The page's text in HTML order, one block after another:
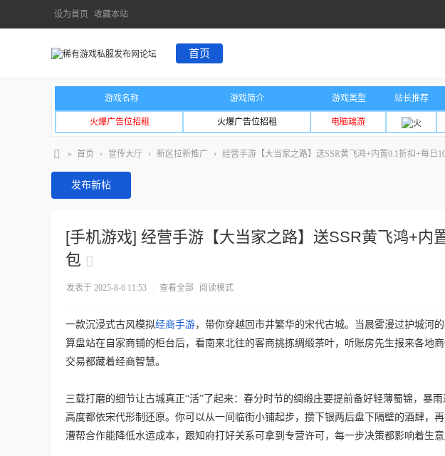
设为首页 收藏本站
首页
游戏名称 游戏简介 游戏类型 站长推荐
火爆广告位招租 火爆广告位招租 电脑端游
» 首页 › 宣传大厅 › 新区拉新推广 › 经营手游【大当家之路】送SSR黄飞鸿+内置0.1折扣+每日
发布新帖
[手机游戏] 经营手游【大当家之路】送SSR黄飞鸿+内
包
发表于 2025-8-6 11:53 查看全部 阅读模式
一款沉浸式古风模拟经商手游，带你穿越回市井繁华的宋代古城。当晨雾漫过护城河
算盘站在自家商铺的柜台后，看南来北往的客商挑拣绸缎茶叶，听账房先生报来各
交易都藏着经商智慧。
三载打磨的细节让古城真正“活”了起来：春分时节的绸缎庄要提前备好轻薄蜀锦，暴
高度都依宋代形制还原。你可以从一间临街小铺起步，攒下银两后盘下隔壁的酒肆，
漕帮合作能降低水运成本，跟知府打好关系可拿到专营许可，每一步决策都影响着生意